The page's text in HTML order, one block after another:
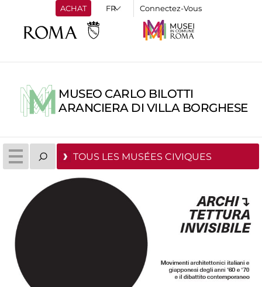
ACHAT Connectez-Vous
MUSEO CARLO BILOTTI
ARANCIERA DI VILLA BORGHESE
TOUS LES MUSÉES CIVIQUES